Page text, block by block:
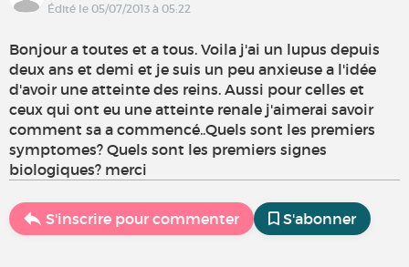
Édité le 05/07/2013 à 05:22
Bonjour a toutes et a tous. Voila j'ai un lupus depuis
deux ans et demi et je suis un peu anxieuse a l'idée
d'avoir une atteinte des reins. Aussi pour celles et
ceux qui ont eu une atteinte renale j'aimerai savoir
comment sa a commencé..Quels sont les premiers
symptomes? Quels sont les premiers signes
biologiques? merci
S'inscrire pour commenter S'abonner